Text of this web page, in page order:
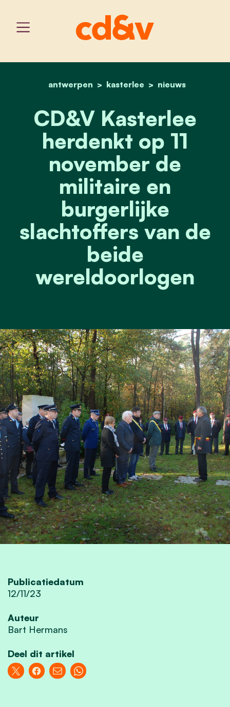
home
antwerpen kasterlee nieuws
cd&v kasterlee
CD&V Kasterlee
herdenkt op 11
november de
militaire en
burgerlijke
slachtoffers van de
beide
wereldoorlogen
Publicatiedatum
12/11/23
Auteur
Bart Hermans
Deel dit artikel